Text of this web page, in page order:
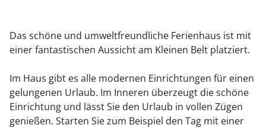
Das schöne und umweltfreundliche Ferienhaus ist mit
einer fantastischen Aussicht am Kleinen Belt platziert.
Im Haus gibt es alle modernen Einrichtungen für einen
gelungenen Urlaub. Im Inneren überzeugt die schöne
Einrichtung und lässt Sie den Urlaub in vollen Zügen
genießen. Starten Sie zum Beispiel den Tag mit einer